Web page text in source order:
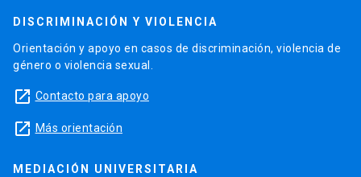
DISCRIMINACIÓN Y VIOLENCIA
Orientación y apoyo en casos de discriminación, violencia de
género o violencia sexual.
launch Contacto para apoyo
launch Más orientación
MEDIACIÓN UNIVERSITARIA